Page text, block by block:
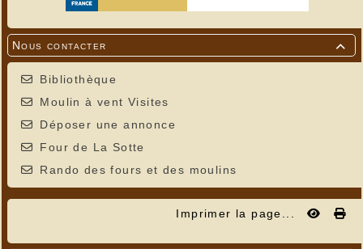

Nous contacter
Bibliothèque
Moulin à vent Visites
Déposer une annonce
Four de La Sotte
Rando des fours et des moulins
Imprimer la page...